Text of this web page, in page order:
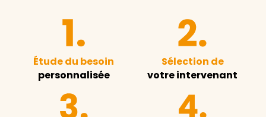
Étude du besoin
personnalisée
Sélection de
votre intervenant